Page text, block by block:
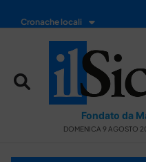
Cronache locali
Fondato da
DOMENICA 9 AGOSTO